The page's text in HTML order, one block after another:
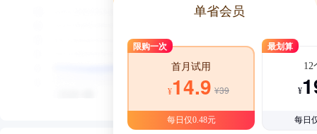
单省会员
限购一次
首月试用
¥14.9 ¥39
每日仅0.48元
最划算
12
¥
每日